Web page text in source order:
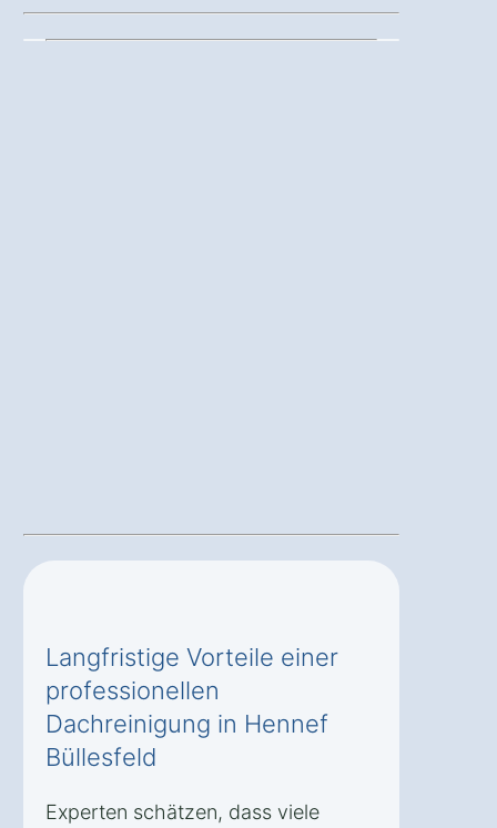
Langfristige Vorteile einer
professionellen
Dachreinigung in Hennef
Büllesfeld
Experten schätzen, dass viele